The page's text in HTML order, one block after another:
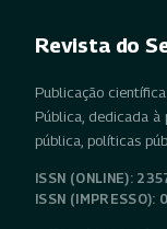
Revista do
Publicação
Pública, dedicada
pública, políticas
ISSN (ONLINE):
ISSN